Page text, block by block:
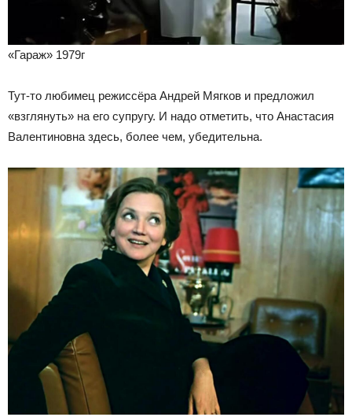
«Гараж» 1979г
Тут-то любимец режиссёра Андрей Мягков и предложил
«взглянуть» на его супругу. И надо отметить, что Анастасия
Валентиновна здесь, более чем, убедительна.